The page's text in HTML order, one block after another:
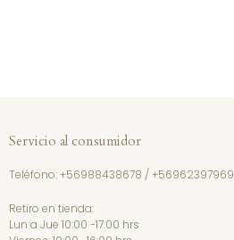
Servicio al consumidor
Teléfono:+56988438678 /+56962397969
Retiro en tienda:
Lun a Jue 10:00 -17:00 hrs